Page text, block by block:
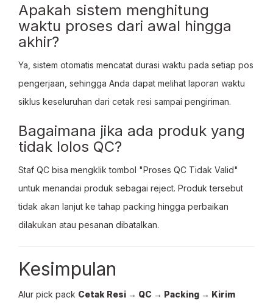
Apakah sistem menghitung
waktu proses dari awal hingga
akhir?
Ya, sistem otomatis mencatat durasi waktu pada setiap pos
pengerjaan, sehingga Anda dapat melihat laporan waktu
siklus keseluruhan dari cetak resi sampai pengiriman.
Bagaimana jika ada produk yang
tidak lolos QC?
Staf QC bisa mengklik tombol "Proses QC Tidak Valid"
untuk menandai produk sebagai reject. Produk tersebut
tidak akan lanjut ke tahap packing hingga perbaikan
dilakukan atau pesanan dibatalkan.
Kesimpulan
Alur pick pack Cetak Resi → QC → Packing → Kirim